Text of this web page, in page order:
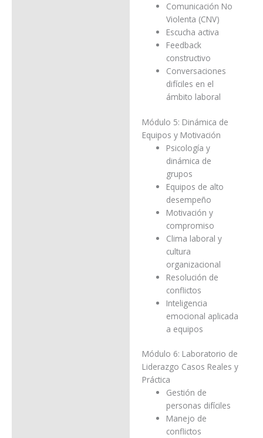
Comunicación No
Violenta (CNV)
Escucha activa
Feedback
constructivo
Conversaciones
difíciles en el
ámbito laboral
Módulo 5: Dinámica de
Equipos y Motivación
Psicología y
dinámica de
grupos
Equipos de alto
desempeño
Motivación y
compromiso
Clima laboral y
cultura
organizacional
Resolución de
conflictos
Inteligencia
emocional aplicada
a equipos
Módulo 6: Laboratorio de
Liderazgo Casos Reales y
Práctica
Gestión de
personas difíciles
Manejo de
conflictos